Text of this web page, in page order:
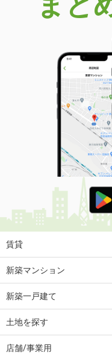
賃貸
新築マンション
新築一戸建て
土地を探す
店舗/事業用